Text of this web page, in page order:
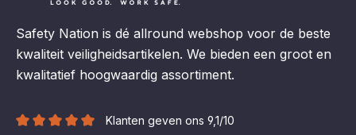
Safety Nation is dé allround webshop voor de beste
kwaliteit veiligheidsartikelen. We bieden een groot en
kwalitatief hoogwaardig assortiment.
Klanten geven ons 9,1/10